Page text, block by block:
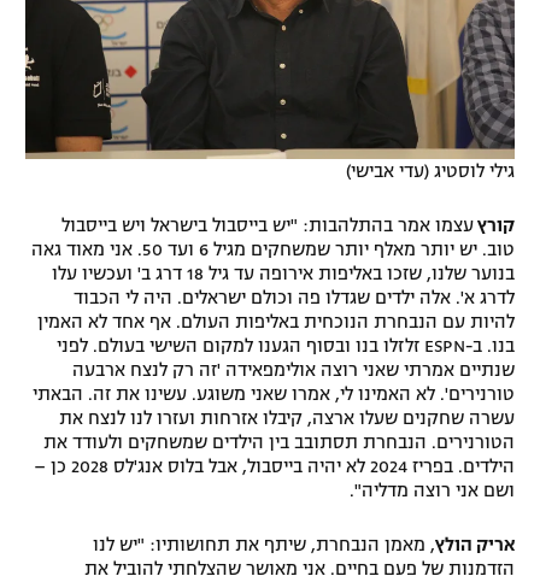
גילי לוסטיג (עדי אבישי)
קורץעצמו אמר בהתלהבות: "יש בייסבול בישראל ויש בייסבול
טוב. יש יותר מאלף יותר שמשחקים מגיל 6 ועד 50. אני מאוד גאה
בנוער שלנו, שזכו באליפות אירופה עד גיל 18 דרג ב' ועכשיו עלו
לדרג א'. אלה ילדים שגדלו פה וכולם ישראלים. היה לי הכבוד
להיות עם הנבחרת הנוכחית באליפות העולם. אף אחד לא האמין
בנו. ב-ESPN זלזלו בנו ובסוף הגענו למקום השישי בעולם. לפני
שנתיים אמרתי שאני רוצה אולימפאידה 'זה רק לנצח ארבעה
טורנירים'. לא האמינו לי, אמרו שאני משוגע. עשינו את זה. הבאתי
עשרה שחקנים שעלו ארצה, קיבלו אזרחות ועזרו לנו לנצח את
הטורנירים. הנבחרת תסתובב בין הילדים שמשחקים ולעודד את
הילדים. בפריז 2024 לא יהיה בייסבול, אבל בלוס אנג'לס 2028 כן –
ושם אני רוצה מדליה".
אריק הולץ, מאמן הנבחרת, שיתף את תחושותיו: "יש לנו
הזדמנות של פעם בחיים. אני מאושר שהצלחתי להוביל את